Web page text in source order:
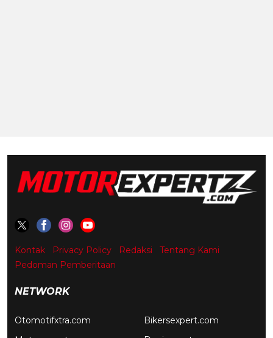
Kontak Privacy Policy Redaksi
Tentang Kami
Pedoman Pemberitaan
NETWORK
Otomotifxtra.com
Bikersexpert.com